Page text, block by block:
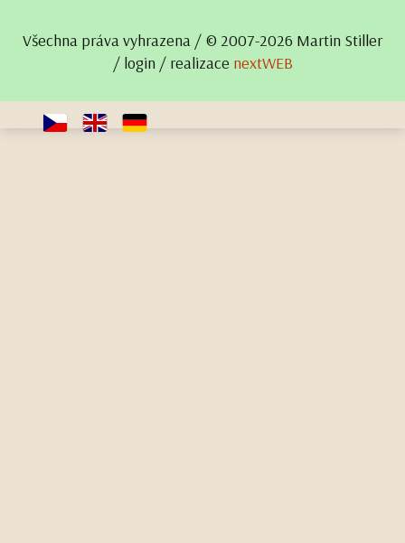
Všechna práva vyhrazena / © 2007- 2026 Martin Stiller
/ login / realizace nextWEB